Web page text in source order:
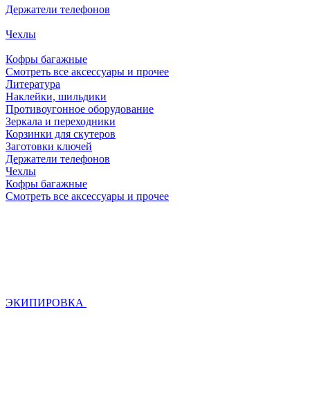
Держатели телефонов
Чехлы
Кофры багажные
Смотреть все аксессуары и прочее
Литература
Наклейки, шильдики
Противоугонное оборудование
Зеркала и переходники
Корзинки для скутеров
Заготовки ключей
Держатели телефонов
Чехлы
Кофры багажные
Смотреть все аксессуары и прочее
ЭКИПИРОВКА